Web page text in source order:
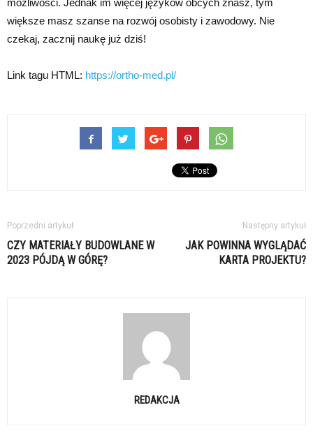
możliwości. Jednak im więcej języków obcych znasz, tym
większe masz szanse na rozwój osobisty i zawodowy. Nie
czekaj, zacznij naukę już dziś!
Link tagu HTML: https://ortho-med.pl/
Poprzedni artykuł
CZY MATERIAŁY BUDOWLANE W
2023 PÓJDĄ W GÓRĘ?
Następny artykuł
JAK POWINNA WYGLĄDAĆ
KARTA PROJEKTU?
REDAKCJA